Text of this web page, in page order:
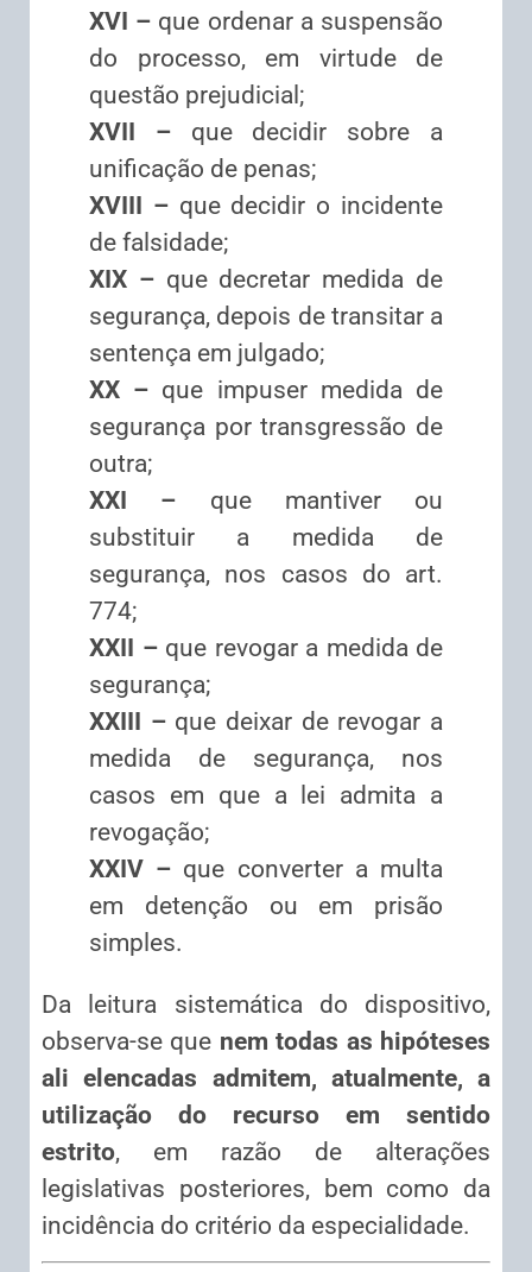
XVI – que ordenar a suspensão
do processo, em virtude de
questão prejudicial;
XVII –que decidir sobre a
unificação de penas;
XVIII –que decidir o incidente
de falsidade;
XIX –que decretar medida de
segurança, depois de transitar a
sentença em julgado;
XX – que impuser medida de
segurança por transgressão de
outra;
XXI – que mantiver ou
substituir a medida de
segurança, nos casos do art.
774;
XXII –que revogar a medida de
segurança;
XXIII –que deixar de revogar a
medida de segurança, nos
casos em que a lei admita a
revogação;
XXIV – que converter a multa
em detenção ou em prisão
simples.
Da leitura sistemática do dispositivo,
observa-se que nem todas as hipóteses
ali elencadas admitem, atualmente, a
utilização do recurso em sentido
estrito, em razão de alterações
legislativas posteriores, bem como da
incidência do critério da especialidade.